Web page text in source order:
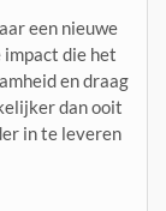
een nieuwe
impact die het
en draag
dan ooit
in te leveren